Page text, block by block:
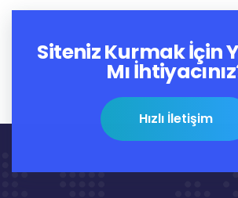
Siteniz Kurmak İçin
Mı
Hızlı İletişim